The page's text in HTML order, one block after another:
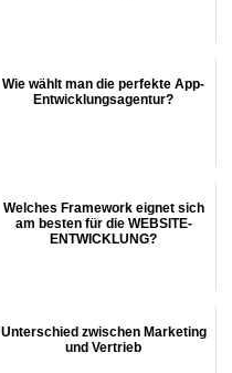
Wie wählt man die perfekte App-
Entwicklungsagentur?
Welches Framework eignet sich
am besten für die WEBSITE-
ENTWICKLUNG?
Unterschied zwischen Marketing
und Vertrieb